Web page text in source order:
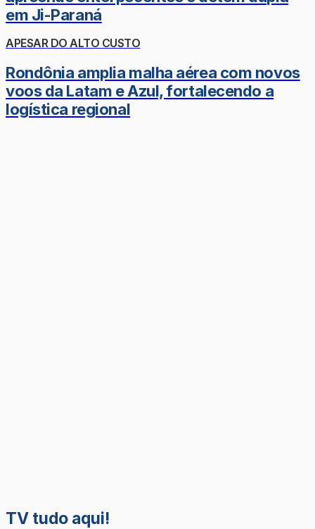
em Ji-Paraná
APESAR DO ALTO CUSTO
Rondônia amplia malha aérea com novos
voos da Latam e Azul, fortalecendo a
logística regional
TV tudo aqui!